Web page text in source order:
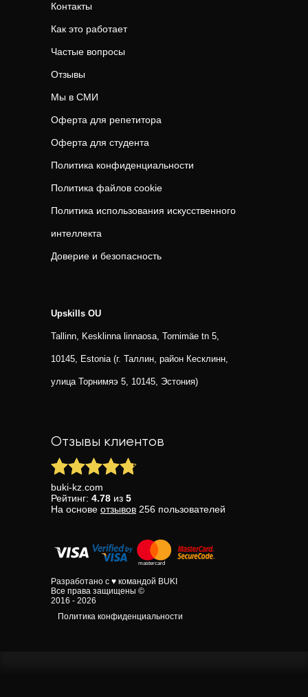
Контакты
Как это работает
Частые вопросы
Отзывы
Мы в СМИ
Оферта для репетитора
Оферта для студента
Политика конфиденциальности
Политика файлов cookie
Политика использования искусственного
интеллекта
Доверие и безопасность
Upskills OU
Tallinn, Kesklinna linnaosa, Tornimäe tn 5,
10145, Estonia (г. Таллин, район Кесклинн,
улица Торнимяэ 5, 10145, Эстония)
Отзывы клиентов
buki-kz.com
Рейтинг: 4.78 из 5
На основе отзывов 256 пользователей
Разработано с ♥ командой BUKI
Все права защищены ©
2016 - 2026
Политика конфиденциальности